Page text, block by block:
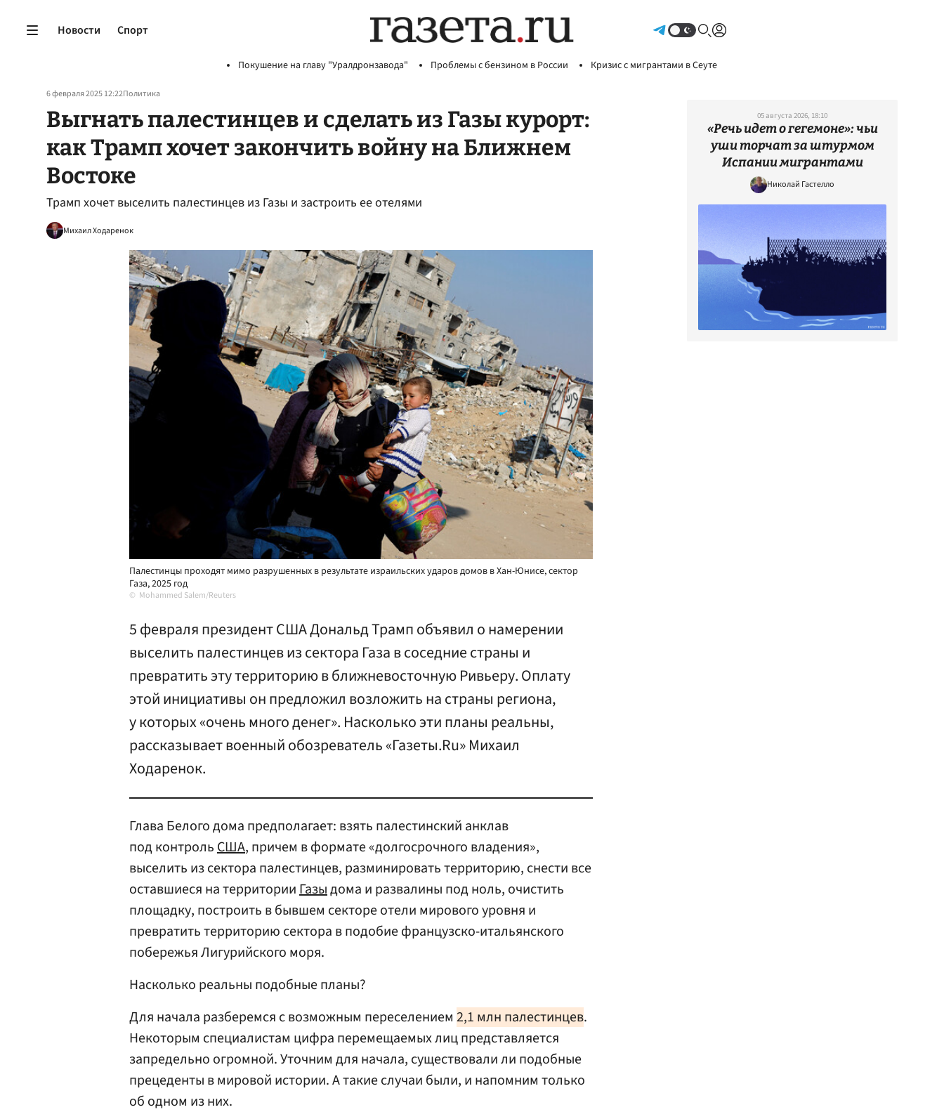
Новости Спорт
Покушение на главу "Уралдронзавода" Проблемы с бензином в России Кризис с мигрантами в Сеуте
6 февраля 2025 12:22Политика
Выгнать палестинцев и сделать из Газы курорт:
как Трамп хочет закончить войну на Ближнем
Востоке
Трамп хочет выселить палестинцев из Газы и застроить ее отелями
Михаил Ходаренок
Палестинцы проходят мимо разрушенных в результате израильских ударов домов в Хан-Юнисе, сектор
Газа, 2025 год
Mohammed Salem/Reuters
5 февраля президент США Дональд Трамп объявил о намерении
выселить палестинцев из сектора Газа в соседние страны и
превратить эту территорию в ближневосточную Ривьеру. Оплату
этой инициативы он предложил возложить на страны региона,
у которых «очень много денег». Насколько эти планы реальны,
рассказывает военный обозреватель «Газеты.Ru» Михаил
Ходаренок.
Глава Белого дома предполагает: взять палестинский анклав
под контрольСША, причем в формате «долгосрочного владения»,
выселить из сектора палестинцев, разминировать территорию, снести все
оставшиеся на территорииГазыдома и развалины под ноль, очистить
площадку, построить в бывшем секторе отели мирового уровня и
превратить территорию сектора в подобие французско-итальянского
побережья Лигурийского моря.
Насколько реальны подобные планы?
Для начала разберемся с возможным переселением 2,1 млн палестинцев.
Некоторым специалистам цифра перемещаемых лиц представляется
запредельно огромной. Уточним для начала, существовали ли подобные
прецеденты в мировой истории. А такие случаи были, и напомним только
об одном из них.
05 августа 2026, 18:10
«Речь идет о гегемоне»: чьи
уши торчат за штурмом
Испании мигрантами
Николай Гастелло